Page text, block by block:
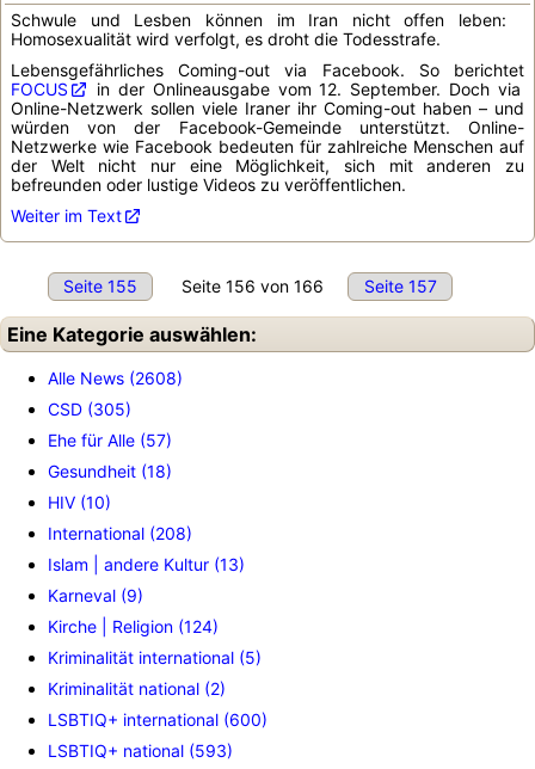
Schwule und Lesben können im Iran nicht offen leben:
Homosexualität wird verfolgt, es droht die Todesstrafe.
Lebensgefährliches Coming-out via Facebook. So berichtet
FOCUS
in der Onlineausgabe vom 12. September. Doch via
Online-Netzwerk sollen viele Iraner ihr Coming-out haben – und
würden von der Facebook-Gemeinde unterstützt. Online-
Netzwerke wie Facebook bedeuten für zahlreiche Menschen auf
der Welt nicht nur eine Möglichkeit, sich mit anderen zu
befreunden oder lustige Videos zu veröffentlichen.
Weiter im Text
Seite 155 Seite 156 von 166 Seite 157
Eine Kategorie auswählen:
Alle News (2608)
CSD (305)
Ehe für Alle (57)
Gesundheit (18)
HIV (10)
International (208)
Islam | andere Kultur (13)
Karneval (9)
Kirche | Religion (124)
Kriminalität international (5)
Kriminalität national (2)
LSBTIQ+ international (600)
LSBTIQ+ national (593)